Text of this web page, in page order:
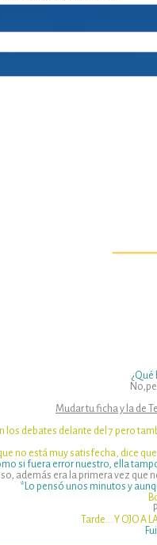
¿Qué
Mudar tu ficha y la de
los debates delante del 7 pero
no está muy satisfecha, dice
si fuera error nuestro, ella
además era la primera vez
*Lo pensó unos minutos y
Tarde… Y OJO A